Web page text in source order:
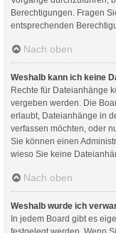
Berechtigungen. Fragen
entsprechenden
Nach oben
Weshalb kann ich keine
Rechte für Dateianhänge
vergeben werden. Die
erlaubt, Dateianhänge in
verfassen möchten, oder
Sie können einen
wieso Sie keine
Nach oben
Weshalb wurde ich
In jedem Board gibt es